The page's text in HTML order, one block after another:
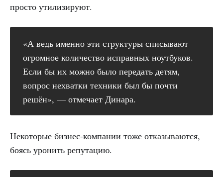
просто утилизируют.
«А ведь именно эти структуры списывают
огромное количество исправных ноутбуков.
Если бы их можно было передать детям,
вопрос нехватки техники был бы почти
решён», — отмечает Динара.
Некоторые бизнес-компании тоже отказываются,
боясь уронить репутацию.